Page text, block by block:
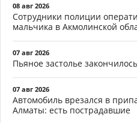
08 авг 2026
Сотрудники полиции
мальчика в Акмолинской
07 авг 2026
Пьяное застолье
07 авг 2026
Автомобиль врезался в
Алматы: есть пострадавшие